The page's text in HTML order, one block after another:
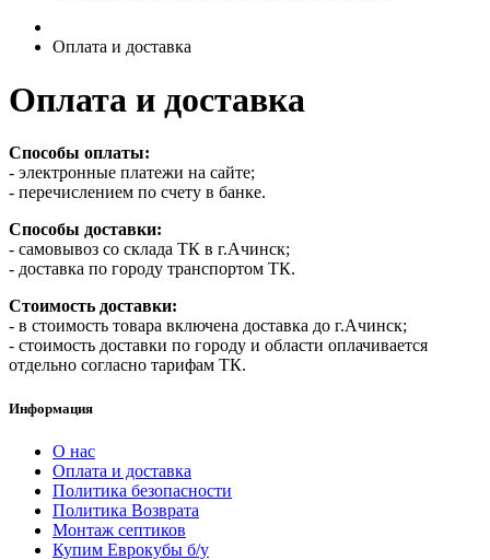
Оплата и доставка
Оплата и доставка
Способы оплаты:
- электронные платежи на сайте;
- перечислением по счету в банке.
Способы доставки:
- самовывоз со склада ТК в г.Ачинск;
- доставка по городу транспортом ТК.
Стоимость доставки:
- в стоимость товара включена доставка до г.Ачинск;
- стоимость доставки по городу и области оплачивается
отдельно согласно тарифам ТК.
Информация
О нас
Оплата и доставка
Политика безопасности
Политика Возврата
Монтаж септиков
Купим Еврокубы б/у